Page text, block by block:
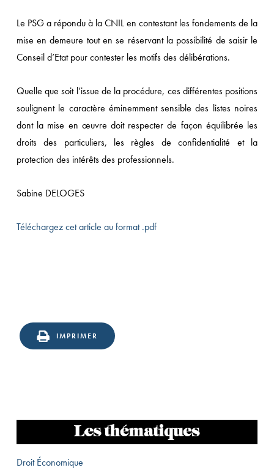
Le PSG a répondu à la CNIL en contestant les fondements de la
mise en demeure tout en se réservant la possibilité de saisir le
Conseil d’Etat pour contester les motifs des délibérations.
Quelle que soit l’issue de la procédure, ces différentes positions
soulignent le caractère éminemment sensible des listes noires
dont la mise en œuvre doit respecter de façon équilibrée les
droits des particuliers, les règles de confidentialité et la
protection des intérêts des professionnels.
Sabine DELOGES
Téléchargez cet article au format .pdf
IMPRIMER
Les thématiques
Droit Économique